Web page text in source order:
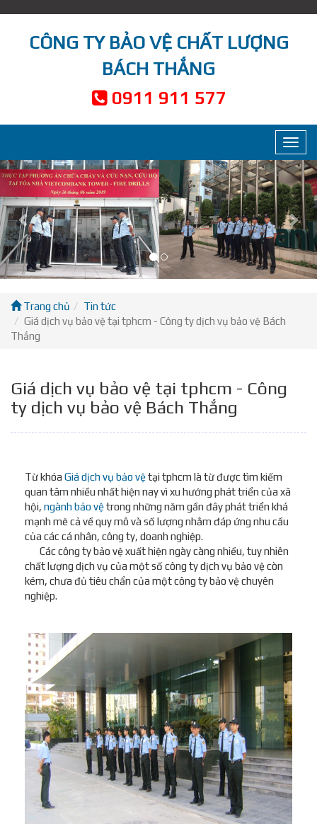
CÔNG TY BẢO VỆ CHẤT LƯỢNG
BÁCH THẮNG
0911 911 577
Previous
Trang chủ
Tin tức
Giá dịch vụ bảo vệ tại tphcm - Công ty dịch vụ bảo vệ Bách
Thắng
Giá dịch vụ bảo vệ tại tphcm - Công
ty dịch vụ bảo vệ Bách Thắng
Từ khóa Giá dịch vụ bảo vệtại tphcm là từ được tìm kiếm
quan tâm nhiều nhất hiện nay vì xu hướng phát triển của xã
hội, ngành bảo vệtrong những năm gần đây phát triển khá
mạnh mẽ cả về quy mô và số lượng nhằm đáp ứng nhu cầu
của các cá nhân, công ty, doanh nghiệp.
Các công ty bảo vệ xuất hiện ngày càng nhiều, tuy nhiên
chất lượng dịch vụ của một số công ty dịch vụ bảo vệ còn
kém, chưa đủ tiêu chẩn của một công ty bảo vệ chuyên
nghiệp.